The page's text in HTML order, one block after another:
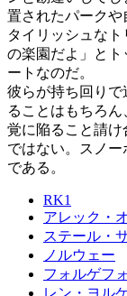
置されたパークや
タイリッシュな
の楽園だよ」と
ートなのだ。
彼らが持ち回り
ることはもちろ
覚に陥ること請
ではない。スノ
である。
RK1
アレック・
ステール・
ノルウェー
フォルゲフ